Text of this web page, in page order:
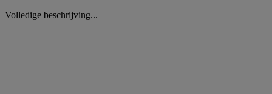
Volledige beschrijving...